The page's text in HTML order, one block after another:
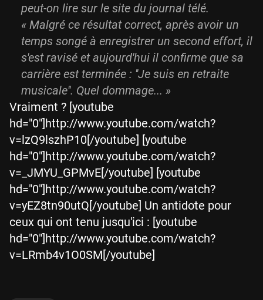
peut-on lire sur le site du journal télé.
« Malgré ce résultat correct, après avoir un
temps songé à enregistrer un second effort, il
s'est ravisé et aujourd'hui il confirme que sa
carrière est terminée : ''Je suis en retraite
musicale''. Quel dommage... »
Vraiment ? [youtube
hd="0"]http://www.youtube.com/watch?
v=lzQ9lszhP10[/youtube] [youtube
hd="0"]http://www.youtube.com/watch?
v=_JMYU_GPMvE[/youtube] [youtube
hd="0"]http://www.youtube.com/watch?
v=yEZ8tn90utQ[/youtube] Un antidote pour
ceux qui ont tenu jusqu'ici : [youtube
hd="0"]http://www.youtube.com/watch?
v=LRmb4v1O0SM[/youtube]